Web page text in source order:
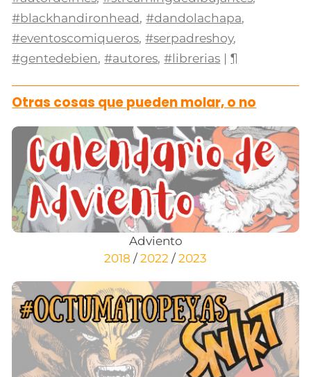
#blackhandironhead,#dandolachapa,
#eventoscomiqueros,#serpadreshoy,
#gentedebien,#autores,#librerias |¶
Otras cosas que pueden molar, o no
Adviento
2018 / 2022 / 2023